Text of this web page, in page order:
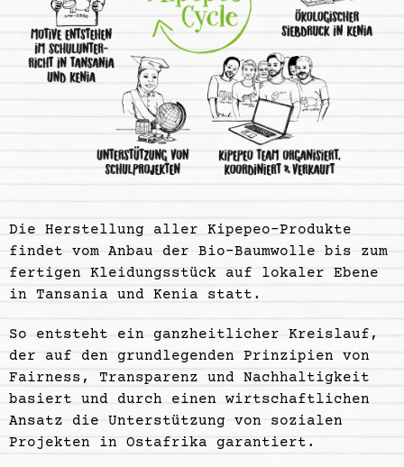
Die Herstellung aller Kipepeo-Produkte
findet vom Anbau der Bio-Baumwolle bis zum
fertigen Kleidungsstück auf lokaler Ebene
in Tansania und Kenia statt.
So entsteht ein ganzheitlicher Kreislauf,
der auf den grundlegenden Prinzipien von
Fairness, Transparenz und Nachhaltigkeit
basiert und durch einen wirtschaftlichen
Ansatz die Unterstützung von sozialen
Projekten in Ostafrika garantiert.